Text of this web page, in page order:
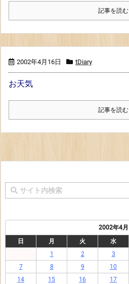
記事を読む
2002年4月16日 tDiary
お天気
記事を読む
2002年4月
日
月 火 水
1
2 3
7
8 9 10
14
15 16 17